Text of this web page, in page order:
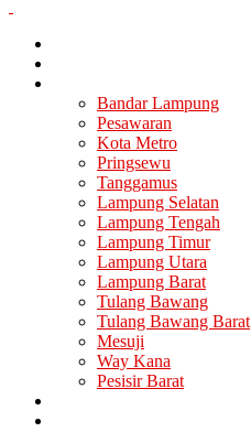
Bandar Lampung
Pesawaran
Kota Metro
Pringsewu
Tanggamus
Lampung Selatan
Lampung Tengah
Lampung Timur
Lampung Utara
Lampung Barat
Tulang Bawang
Tulang Bawang Barat
Mesuji
Way Kana
Pesisir Barat